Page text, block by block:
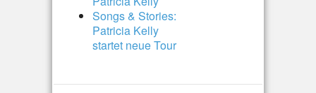
Songs & Stories:
Patricia Kelly
startet neue Tour